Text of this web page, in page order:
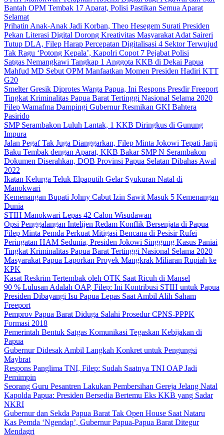
Bantah OPM Tembak 17 Aparat, Polisi Pastikan Semua Aparat
Selamat
Prihatin Anak-Anak Jadi Korban, Theo Hesegem Surati Presiden
Pekan Literasi Digital Dorong Kreativitas Masyarakat Adat Saireri
Tutup DLA, Filep Harap Percepatan Digitalisasi 4 Sektor Terwujud
Tak Ragu ‘Potong Kepala’, Kapolri Copot 7 Pejabat Polisi
Satgas Nemangkawi Tangkap 1 Anggota KKB di Dekai Papua
Mahfud MD Sebut OPM Manfaatkan Momen Presiden Hadiri KTT
G20
Smelter Gresik Diprotes Warga Papua, Ini Respons Presdir Freeport
Tingkat Kriminalitas Papua Barat Tertinggi Nasional Selama 2020
Filep Wamafma Dampingi Gubernur Resmikan GKI Bahtera
Pasirido
SMP Serambakon Luluh Lantak, 1 KKB Diringkus di Gunung
Impura
Jalan Pegaf Tak Juga Dianggarkan, Filep Minta Jokowi Tepati Janji
Baku Tembak dengan Aparat, KKB Bakar SMP N Serambakon
Dokumen Diserahkan, DOB Provinsi Papua Selatan Dibahas Awal
2022
Ikatan Kelurga Teluk Elpaputih Gelar Syukuran Natal di
Manokwari
Kemenangan Bupati Johny Cabut Izin Sawit Masuk 5 Kemenangan
Dunia
STIH Manokwari Lepas 42 Calon Wisudawan
Opsi Penggalangan Intelijen Redam Konflik Bersenjata di Papua
Filep Minta Pemda Perkuat Mitigasi Bencana di Pesisir Rufei
Peringatan HAM Sedunia, Presiden Jokowi Singgung Kasus Paniai
Tingkat Kriminalitas Papua Barat Tertinggi Nasional Selama 2020
Masyarakat Papua Laporkan Proyek Mangkrak Miliaran Rupiah ke
KPK
Kasat Reskrim Tertembak oleh OTK Saat Ricuh di Mansel
90 % Lulusan Adalah OAP, Filep: Ini Kontribusi STIH untuk Papua
Presiden Dibayangi Isu Papua Lepas Saat Ambil Alih Saham
Freeport
Pemprov Papua Barat Diduga Salahi Prosedur CPNS-PPPK
Formasi 2018
Pemerintah Bentuk Satgas Komunikasi Tegaskan Kebijakan di
Papua
Gubernur Didesak Ambil Langkah Konkret untuk Pengungsi
Maybrat
Respons Panglima TNI, Filep: Sudah Saatnya TNI OAP Jadi
Pemimpin
Seorang Guru Pesantren Lakukan Pembersihan Gereja Jelang Natal
Kapolda Papua: Presiden Bersedia Bertemu Eks KKB yang Sadar
NKRI
Gubernur dan Sekda Papua Barat Tak Open House Saat Nataru
Kas Pemda ‘Ngendap’, Gubernur Papua-Papua Barat Ditegur
Mendagri